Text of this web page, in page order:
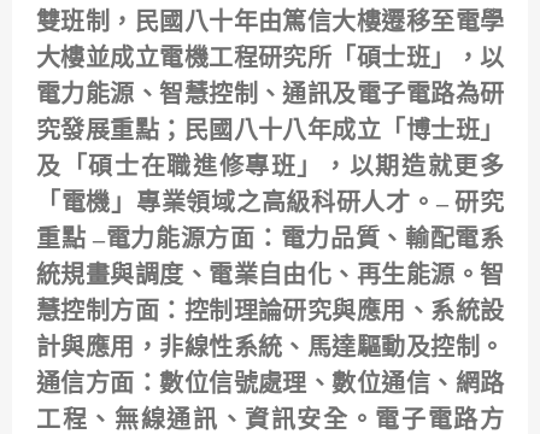
雙班制，民國八十年由篤信大樓遷移至電學
大樓並成立電機工程研究所「碩士班」，以
電力能源、智慧控制、通訊及電子電路為研
究發展重點；民國八十八年成立「博士班」
及「碩士在職進修專班」，以期造就更多
「電機」專業領域之高級科研人才。– 研究
重點 –電力能源方面：電力品質、輸配電系
統規畫與調度、電業自由化、再生能源。智
慧控制方面：控制理論研究與應用、系統設
計與應用，非線性系統、馬達驅動及控制。
通信方面：數位信號處理、數位通信、網路
工程、無線通訊、資訊安全。電子電路方